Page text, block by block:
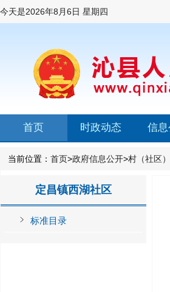
今天是2026年8月6日 星期四
首页 时政动态 信
当前位置： 首页>政府信息公开>村（社区
定昌镇西湖社区
标准目录